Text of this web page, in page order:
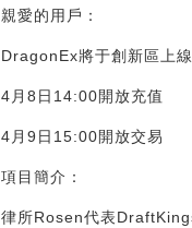
親愛的用戶：
DragonEx將于創新區上
4月8日14:00開放充值
4月9日15:00開放交易
項目簡介：
律所Rosen代表